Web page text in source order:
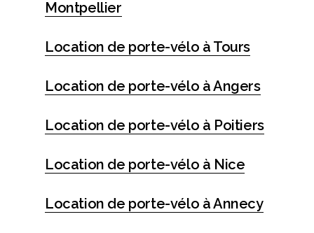
Montpellier
Location de porte-vélo à Tours
Location de porte-vélo à Angers
Location de porte-vélo à Poitiers
Location de porte-vélo à Nice
Location de porte-vélo à Annecy